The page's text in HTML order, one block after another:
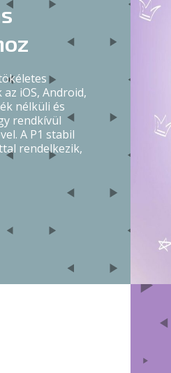
iOS, Android,
nélküli és
rendkívül
A P1 stabil
rendelkezik,